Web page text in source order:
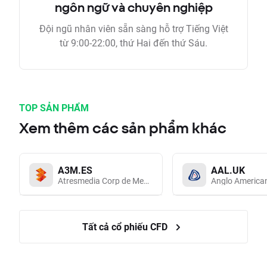
ngôn ngữ và chuyên nghiệp
Đội ngũ nhân viên sẵn sàng hỗ trợ Tiếng Việt
từ 9:00-22:00, thứ Hai đến thứ Sáu.
TOP SẢN PHẨM
Xem thêm các sản phẩm khác
A3M.ES
Atresmedia Corp de Medios de Comunicacion SA
AAL.UK
Anglo
Tất cả cổ phiếu CFD